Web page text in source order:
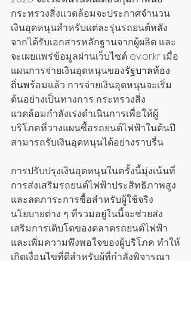
กระทรวงสิ่งแวดล้อมจะประกาศจำนวน
เงินอุดหนุนสำหรับแต่ละรุ่นรถยนต์หลัง
จากได้รับเอกสารหลักฐานจากผู้ผลิต และ
จะเผยแพร่ข้อมูลผ่านเว็บไซต์ ev.or.kr เมื่อ
แผนการจ่ายเงินอุดหนุนของรัฐบาลท้อง
ถิ่นพร้อมแล้ว การจ่ายเงินอุดหนุนจะเริ่ม
ต้นอย่างเป็นทางการ กระทรวงสิ่ง
แวดล้อมกำลังเร่งดำเนินการเพื่อให้ผู้
บริโภคที่วางแผนซื้อรถยนต์ไฟฟ้าในต้นปี
สามารถรับเงินอุดหนุนได้อย่างราบรื่น
การปรับปรุงเงินอุดหนุนในครั้งนี้มุ่งเน้นที่
การส่งเสริมรถยนต์ไฟฟ้าประสิทธิภาพสูง
และลดภาระการซื้อสำหรับผู้ใช้จริง
นโยบายต่าง ๆ ที่รวมอยู่ในนี้จะช่วยส่ง
เสริมการเติบโตของตลาดรถยนต์ไฟฟ้า
และเพิ่มความพึงพอใจของผู้บริโภค ทำให้
เกิดเงื่อนไขที่ดีสำหรับผู้ที่กำลังพิจารณา